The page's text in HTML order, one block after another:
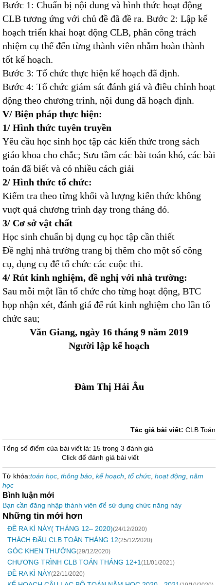
Bước 1: Chuẩn bị nội dung và hình thức hoạt động
CLB tương ứng với chủ đề đã đề ra. Bước 2: Lập kế
hoạch triển khai hoạt động CLB, phân công trách
nhiệm cụ thể đến từng thành viên nhằm hoàn thành
tốt kế hoạch.
Bước 3: Tổ chức thực hiện kế hoạch đã định.
Bước 4: Tổ chức giám sát đánh giá và điều chỉnh hoạt
động theo chương trình, nội dung đã hoạch định.
V/ Biện pháp thực hiện:
1/ Hình thức tuyên truyền
Yêu cầu học sinh học tập các kiến thức trong sách
giáo khoa cho chắc; Sưu tầm các bài toán khó, các bài
toán đã biết và có nhiều cách giải
2/ Hình thức tổ chức:
Kiểm tra theo từng khối và lượng kiến thức không
vuợt quá chương trình dạy trong tháng đó.
3/ Cơ sở vật chất
Học sinh chuẩn bị dụng cụ học tập cần thiết
Đề nghị nhà trường trang bị thêm cho một số công
cụ, dụng cụ để tổ chức các cuộc thi.
4/ Rút kinh nghiệm, đề nghị với nhà trường:
Sau mỗi một lần tổ chức cho từng hoạt động, BTC
họp nhận xét, đánh giá để rút kinh nghiệm cho lần tổ
chức sau;
Văn Giang, ngày 16 tháng 9 năm 2019
Người lập kế hoạch
Đàm Thị Hải Âu
Tác giả bài viết: CLB Toán
Tổng số điểm của bài viết là: 15 trong 3 đánh giá
Click để đánh giá bài viết
Từ khóa:toán học thông báo kế hoạch tổ chức hoạt động năm
học
Bình luận mới
Bạn cần đăng nhập thành viên để sử dụng chức năng này
Những tin mới hơn
ĐỀ RA KÌ NÀY( THÁNG 12– 2020)(24/12/2020)
THÁCH ĐẤU CLB TOÁN THÁNG 12(25/12/2020)
GÓC KHEN THƯỞNG(29/12/2020)
CHƯƠNG TRÌNH CLB TOÁN THÁNG 12+1 (11/01/2021)
ĐỀ RA KÌ NÀY(22/11/2020)